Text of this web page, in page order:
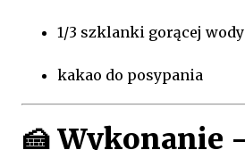
1/3 szklanki gorącej wody
kakao do posypania
🍰 Wykonanie